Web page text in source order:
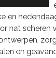
en
nat scheren
en